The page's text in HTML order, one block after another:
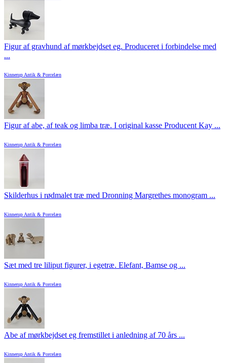
Figur af gravhund af mørkbejdset eg. Produceret i forbindelse med
...
Kinnerup Antik & Porcelæn
Figur af abe, af teak og limba træ. I original kasse Producent Kay ...
Kinnerup Antik & Porcelæn
Skilderhus i rødmalet træ med Dronning Margrethes monogram ...
Kinnerup Antik & Porcelæn
Sæt med tre liliput figurer, i egetræ. Elefant, Bamse og ...
Kinnerup Antik & Porcelæn
Abe af mørkbejdset eg fremstillet i anledning af 70 års ...
Kinnerup Antik & Porcelæn